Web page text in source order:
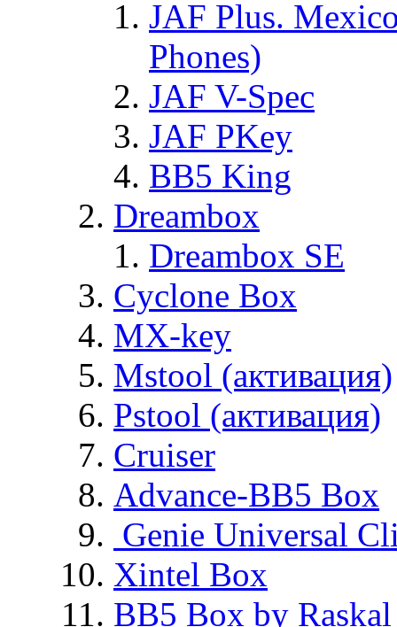
JAF Plus.
Phones)
JAF V-Spec
JAF PKey
BB5 King
Dreambox
Dreambox SE
Cyclone Box
MX-key
Mstool (активация)
Pstool (активация)
Cruiser
Advance-BB5 Box
Genie Universal
Xintel Box
BB5 Box by Raskal